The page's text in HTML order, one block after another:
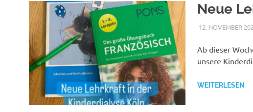
Neue
12. NOVEMBER
Ab dieser
unsere
WEITERLESEN